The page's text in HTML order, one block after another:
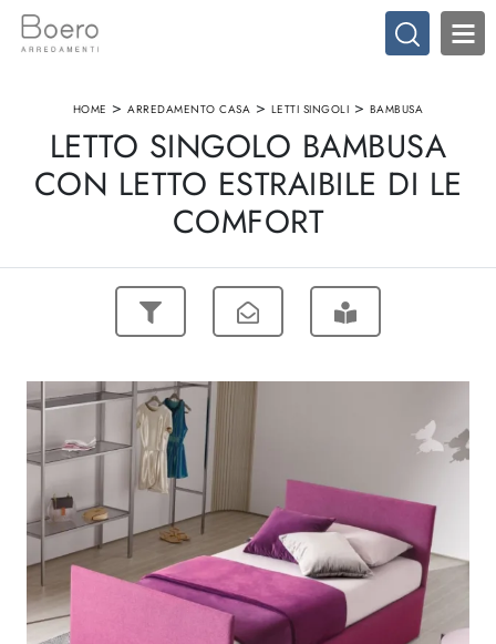
HOME >ARREDAMENTO CASA > LETTI SINGOLI > BAMBUSA
LETTO SINGOLO BAMBUSA
CON LETTO ESTRAIBILE DI LE
COMFORT